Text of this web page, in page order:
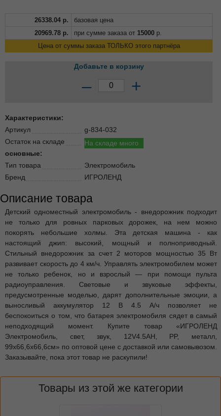
26338.04 р.
базовая цена
20969.78 р. при сумме заказа от 15000 р.
Цена от суммы заказа ТОЛЬКО этого партнёра
Добавьте в корзину
– +
Характеристики:
Артикул
g-834-032
Остаток на складе
На складе много
основные:
Тип товара
Электромобиль
Бренд
ИГРОЛЕНД
Описание товара
Детский одноместный электромобиль - внедорожник подходит
не только для ровных парковых дорожек, на нем можно
покорять небольшие холмы. Эта детская машина - как
настоящий джип: высокий, мощный и полноприводный.
Стильный внедорожник за счет 2 моторов мощностью 35 Вт
развивает скорость до 4 км/ч. Управлять электромобилем может
не только ребенок, но и взрослый — при помощи пульта
радиоуправления. Световые и звуковые эффекты,
предусмотренные моделью, дарят дополнительные эмоции, а
выносливый аккумулятор 12 В 4.5 A/ч позволяет не
беспокоиться о том, что батарея электромобиля сядет в самый
неподходящий момент. Купите товар «ИГРОЛЕНД
Электромобиль, свет, звук, 12V4.5AH, PP, металл,
99х66,6х66,6см» по оптовой цене с доставкой или самовывозом.
Заказывайте, пока этот товар не раскупили!
Товары из этой же категории